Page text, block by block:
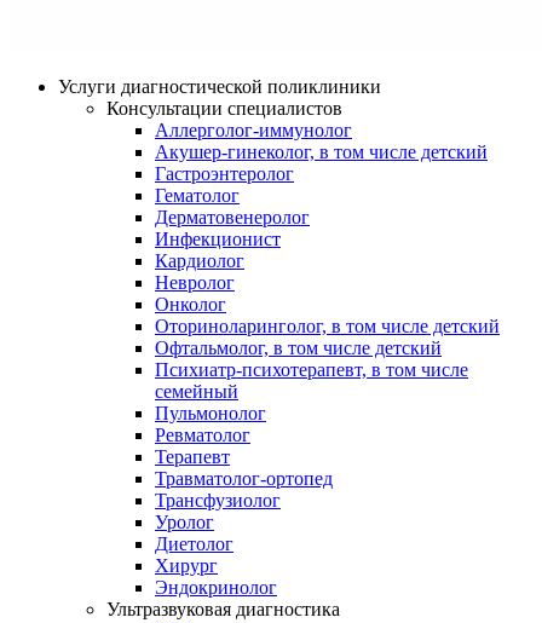
Услуги диагностической поликлиники
Консультации специалистов
Аллерголог-иммунолог
Акушер-гинеколог, в том числе детский
Гастроэнтеролог
Гематолог
Дерматовенеролог
Инфекционист
Кардиолог
Невролог
Онколог
Оториноларинголог, в том числе детский
Офтальмолог, в том числе детский
Психиатр-психотерапевт, в том числе
семейный
Пульмонолог
Ревматолог
Терапевт
Травматолог-ортопед
Трансфузиолог
Уролог
Диетолог
Хирург
Эндокринолог
Ультразвуковая диагностика